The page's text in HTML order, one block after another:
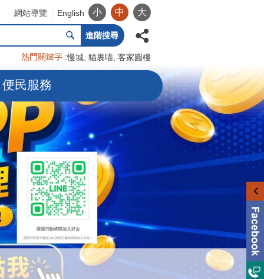
網站導覽 English 小 中 大
進階搜尋
熱門關鍵字 慢城 貓裏喵 客家圓樓
便民服務